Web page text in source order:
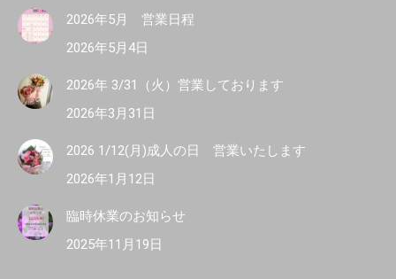
2026年5月 営業日程
2026年5月4日
2026年 3/31（火）営業しております
2026年3月31日
2026 1/12(月)成人の日 営業いたします
2026年1月12日
臨時休業のお知らせ
2025年11月19日